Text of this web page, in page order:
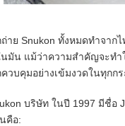
ถ่าย Snukon ทั้งหมดทำจา
นมัน แม้ว่าความสำคัญจะทำ
วบคุมอย่างเข้มงวดในทุกก
บริษัท ในปี 1997 มีชื่อ
คือ: